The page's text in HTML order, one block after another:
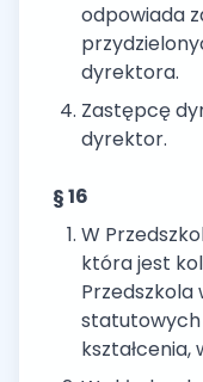
odpowiada
dyrektora.
Zastępcę
dyrektor.
§ 16
W
która jest
Przedszkola
kształcenia,